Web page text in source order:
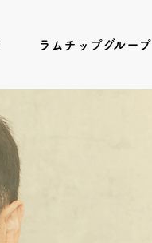
ラムチップグループ